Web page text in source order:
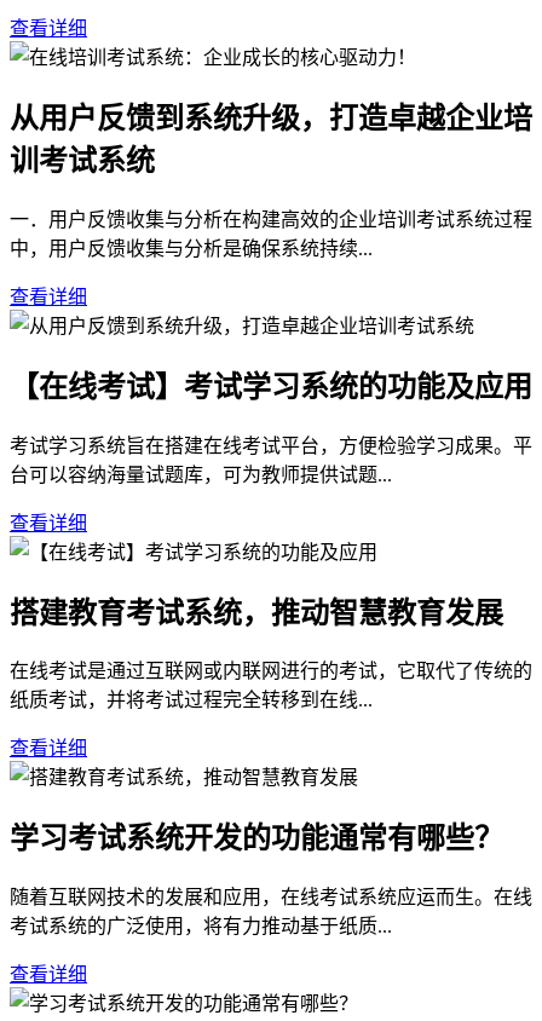
查看详细
从用户反馈到系统升级，打造卓越企业培
训考试系统
一．用户反馈收集与分析在构建高效的企业培训考试系统过程
中，用户反馈收集与分析是确保系统持续...
查看详细
【在线考试】考试学习系统的功能及应用
考试学习系统旨在搭建在线考试平台，方便检验学习成果。平
台可以容纳海量试题库，可为教师提供试题...
查看详细
搭建教育考试系统，推动智慧教育发展
在线考试是通过互联网或内联网进行的考试，它取代了传统的
纸质考试，并将考试过程完全转移到在线...
查看详细
学习考试系统开发的功能通常有哪些？
随着互联网技术的发展和应用，在线考试系统应运而生。在线
考试系统的广泛使用，将有力推动基于纸质...
查看详细